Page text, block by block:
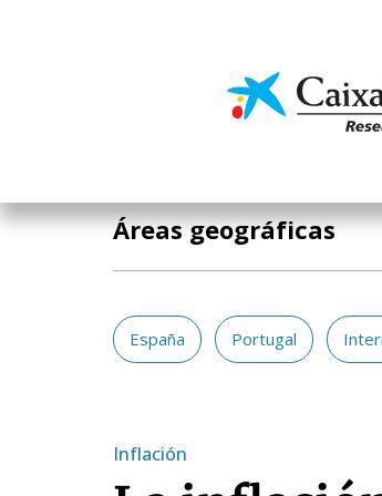
Áreas geográficas
España Portugal
Inflación